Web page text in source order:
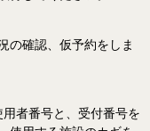
の確認、仮予約をしま
者番号と、受付番号を